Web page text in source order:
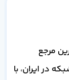
مرجع
در ایران، با